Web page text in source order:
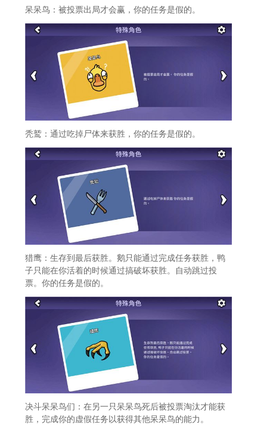
呆呆鸟：被投票出局才会赢，你的任务是假的。
秃鹫：通过吃掉尸体来获胜，你的任务是假的。
猎鹰：生存到最后获胜。鹅只能通过完成任务获胜，鸭
子只能在你活着的时候通过搞破坏获胜。自动跳过投
票。你的任务是假的。
决斗呆呆鸟们：在另一只呆呆鸟死后被投票淘汰才能获
胜，完成你的虚假任务以获得其他呆呆鸟的能力。